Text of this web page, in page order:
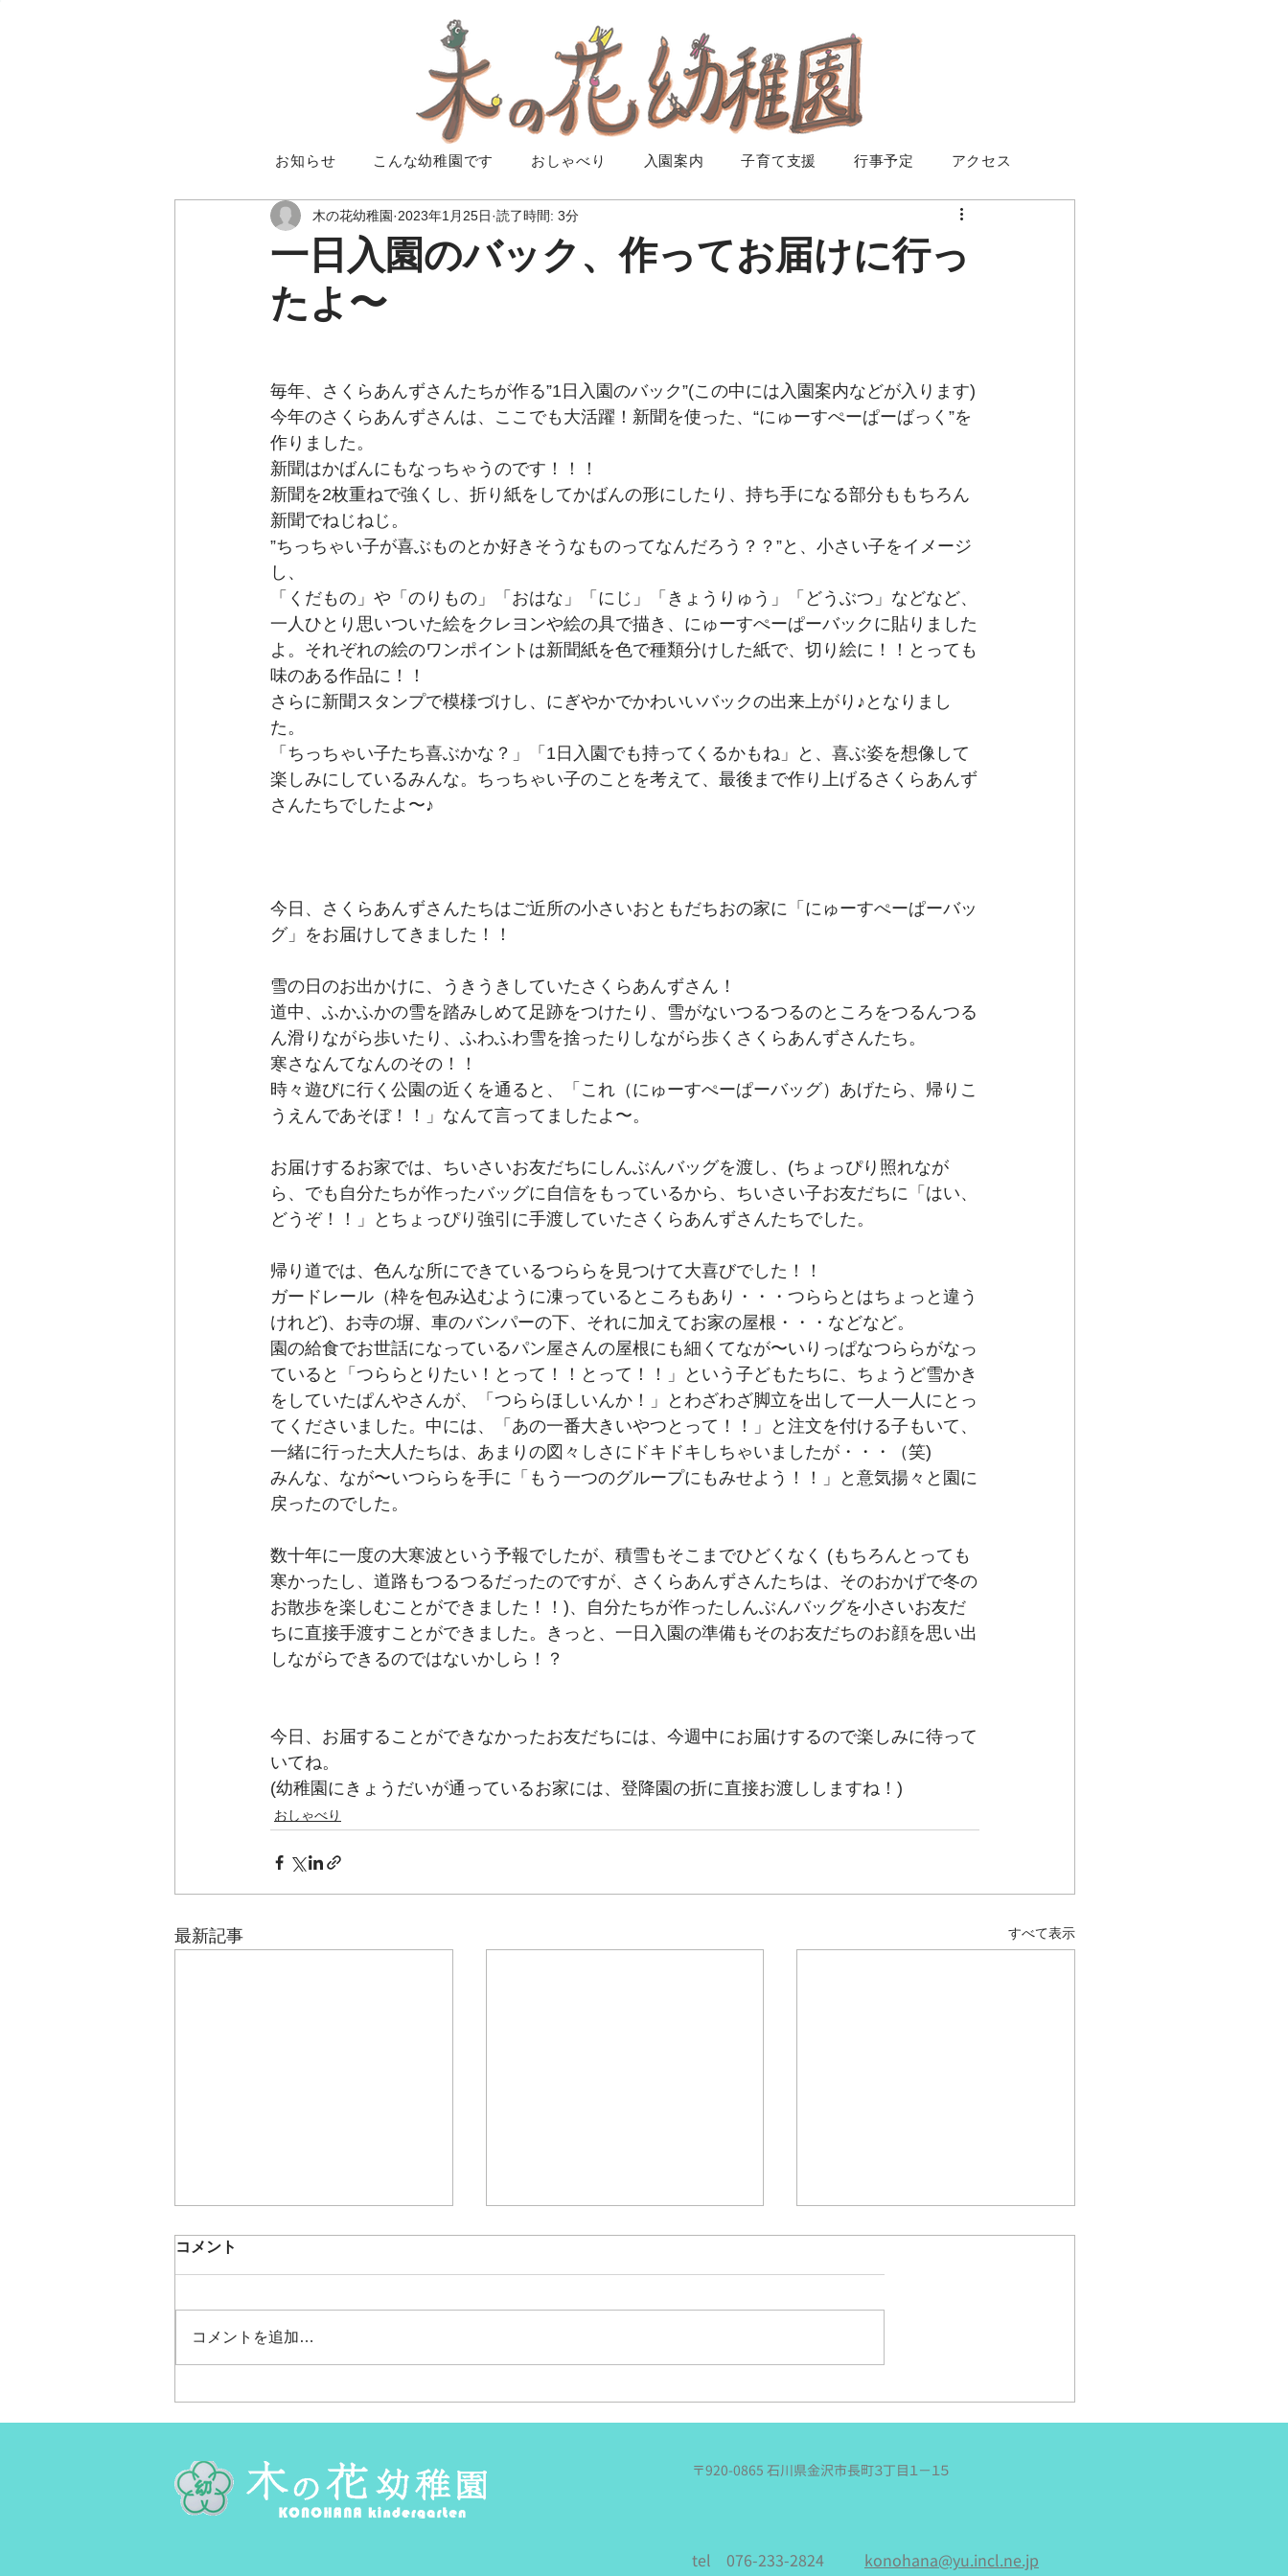
お知らせ こんな幼稚園です おしゃべり 入園案内 子育て支援 行事予定 アクセス
一日入園のバック、作ってお届けに行っ
たよ〜
木の花幼稚園 2023年1月25日 読了時間: 3分
毎年、さくらあんずさんたちが作る”1日入園のバック”(この中には入園案内などが入ります)
今年のさくらあんずさんは、ここでも大活躍！新聞を使った、“にゅーすぺーぱーばっく”を
作りました。
新聞はかばんにもなっちゃうのです！！！
新聞を2枚重ねで強くし、折り紙をしてかばんの形にしたり、持ち手になる部分ももちろん
新聞でねじねじ。
”ちっちゃい子が喜ぶものとか好きそうなものってなんだろう？？”と、小さい子をイメージ
し、
「くだもの」や「のりもの」「おはな」「にじ」「きょうりゅう」「どうぶつ」などなど、
一人ひとり思いついた絵をクレヨンや絵の具で描き、にゅーすぺーぱーバックに貼りました
よ。それぞれの絵のワンポイントは新聞紙を色で種類分けした紙で、切り絵に！！とっても
味のある作品に！！
さらに新聞スタンプで模様づけし、にぎやかでかわいいバックの出来上がり♪となりまし
た。
「ちっちゃい子たち喜ぶかな？」「1日入園でも持ってくるかもね」と、喜ぶ姿を想像して
楽しみにしているみんな。ちっちゃい子のことを考えて、最後まで作り上げるさくらあんず
さんたちでしたよ〜♪
今日、さくらあんずさんたちはご近所の小さいおともだちおの家に「にゅーすぺーぱーバッ
グ」をお届けしてきました！！
雪の日のお出かけに、うきうきしていたさくらあんずさん！
道中、ふかふかの雪を踏みしめて足跡をつけたり、雪がないつるつるのところをつるんつる
ん滑りながら歩いたり、ふわふわ雪を捨ったりしながら歩くさくらあんずさんたち。
寒さなんてなんのその！！
時々遊びに行く公園の近くを通ると、「これ（にゅーすぺーぱーバッグ）あげたら、帰りこ
うえんであそぼ！！」なんて言ってましたよ〜。
お届けするお家では、ちいさいお友だちにしんぶんバッグを渡し、(ちょっぴり照れなが
ら、でも自分たちが作ったバッグに自信をもっているから、ちいさい子お友だちに「はい、
どうぞ！！」とちょっぴり強引に手渡していたさくらあんずさんたちでした。
帰り道では、色んな所にできているつららを見つけて大喜びでした！！
ガードレール（枠を包み込むように凍っているところもあり・・・つららとはちょっと違う
けれど)、お寺の塀、車のバンパーの下、それに加えてお家の屋根・・・などなど。
園の給食でお世話になっているパン屋さんの屋根にも細くてなが〜いりっぱなつららがなっ
ていると「つららとりたい！とって！！とって！！」という子どもたちに、ちょうど雪かき
をしていたぱんやさんが、「つららほしいんか！」とわざわざ脚立を出して一人一人にとっ
てくださいました。中には、「あの一番大きいやつとって！！」と注文を付ける子もいて、
一緒に行った大人たちは、あまりの図々しさにドキドキしちゃいましたが・・・（笑)
みんな、なが〜いつららを手に「もう一つのグループにもみせよう！！」と意気揚々と園に
戻ったのでした。
数十年に一度の大寒波という予報でしたが、積雪もそこまでひどくなく (もちろんとっても
寒かったし、道路もつるつるだったのですが、さくらあんずさんたちは、そのおかげで冬の
お散歩を楽しむことができました！！)、自分たちが作ったしんぶんバッグを小さいお友だ
ちに直接手渡すことができました。きっと、一日入園の準備もそのお友だちのお顔を思い出
しながらできるのではないかしら！？
今日、お届することができなかったお友だちには、今週中にお届けするので楽しみに待って
いてね。
(幼稚園にきょうだいが通っているお家には、登降園の折に直接お渡ししますね！)
おしゃべり
最新記事 すべて表示
夏のお父さんたちと遊ぼう
ん12人、子どもが20人参加して
くれました！！ありがとうござい
り台、園庭に深めのプールを作っ
て遊びましたよ♪ お父さんたち
はフライング気味に滑り台の木を
うめもも🍑夏の遠足～内川ス
来た～！」と思ったら、あれっ何
ったままの乗車だったけど、 み
っててくれた～！ リュックとプ
さくらあんす夏の遠足！~丁
い！という今日、年中のさくらあ
報．．．降水確率９０％！？）、
ました。 雨という事で荷物は
コメント
コメントを追加…
〒920-0865 石川県金沢市長町３丁目１−１５
tel 076-233-2824 konohana@yu.incl.ne.jp